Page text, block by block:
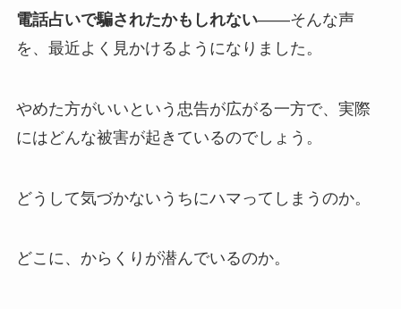
電話占いで騙されたかもしれない——そんな声
を、最近よく見かけるようになりました。
やめた方がいいという忠告が広がる一方で、実際
にはどんな被害が起きているのでしょう。
どうして気づかないうちにハマってしまうのか。
どこに、からくりが潜んでいるのか。